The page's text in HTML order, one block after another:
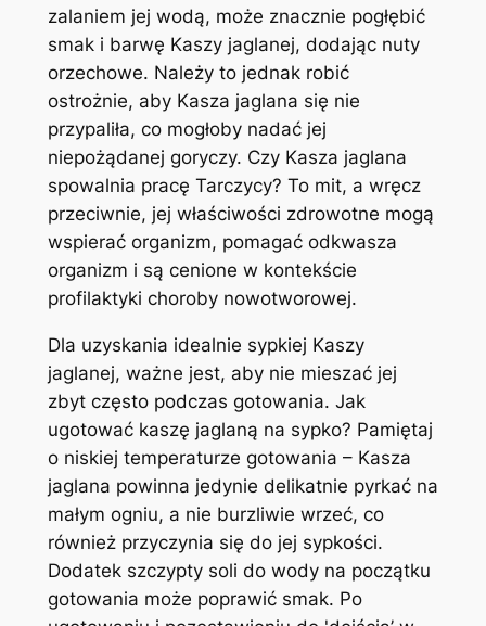
zalaniem jej wodą, może znacznie pogłębić
smak i barwę Kaszy jaglanej, dodając nuty
orzechowe. Należy to jednak robić
ostrożnie, aby Kasza jaglana się nie
przypaliła, co mogłoby nadać jej
niepożądanej goryczy. Czy Kasza jaglana
spowalnia pracę Tarczycy? To mit, a wręcz
przeciwnie, jej właściwości zdrowotne mogą
wspierać organizm, pomagać odkwasza
organizm i są cenione w kontekście
profilaktyki choroby nowotworowej.
Dla uzyskania idealnie sypkiej Kaszy
jaglanej, ważne jest, aby nie mieszać jej
zbyt często podczas gotowania. Jak
ugotować kaszę jaglaną na sypko? Pamiętaj
o niskiej temperaturze gotowania – Kasza
jaglana powinna jedynie delikatnie pyrkać na
małym ogniu, a nie burzliwie wrzeć, co
również przyczynia się do jej sypkości.
Dodatek szczypty soli do wody na początku
gotowania może poprawić smak. Po